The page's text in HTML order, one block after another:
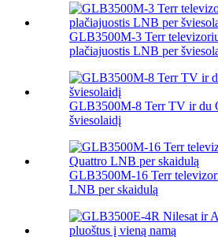
GLB3500M-3 Terr
plačiajuostis LNB per
GLB3500M-8 Terr TV ir du
šviesolaidį
GLB3500M-16 Terr
LNB per skaidulą